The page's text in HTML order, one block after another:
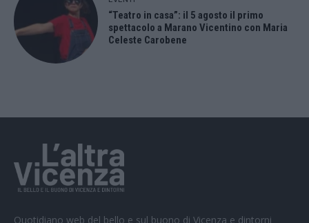
“Teatro in casa”: il 5 agosto il primo
spettacolo a Marano Vicentino con Maria
Celeste Carobene
Quotidiano web del bello e sul buono di Vicenza e dintorni